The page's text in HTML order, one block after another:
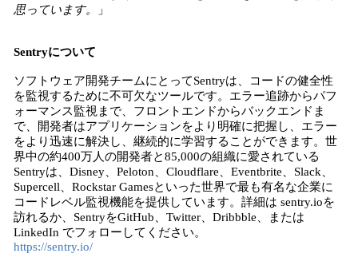
思っています。
」
Sentryについて
ソフトウェア開発チームにとってSentryは、コードの健全性
を監視するために不可欠なツールです。エラー追跡からパフ
ォーマンス監視まで、フロントエンドからバックエンドま
で、開発者はアプリケーションをより明確に把握し、エラー
をより迅速に解決し、継続的に学習することができます。世
界中の約400万人の開発者と85,000の組織に愛されている
Sentryは、Disney、Peloton、Cloudflare、Eventbrite、Slack、
Supercell、Rockstar Gamesといった世界で最も有名な企業に
コードレベル監視機能を提供しています。詳細は sentry.ioを
訪れるか、SentryをGitHub、Twitter、Dribbble、または
LinkedIn でフォローしてください。
https://sentry.io/